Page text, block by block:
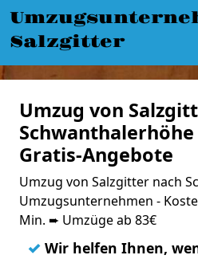
Salzgitter
Umzug von
Schwanthalerhöhe
Gratis-Angebote
Umzug von Salzgitter nach
Umzugsunternehmen -
Min. ➨ Umzüge ab 83€
✓ Wir helfen Ihnen,